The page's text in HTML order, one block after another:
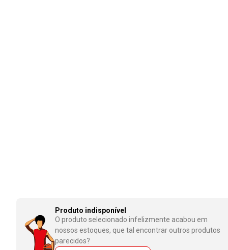
Produto indisponível
O produto selecionado infelizmente acabou em
nossos estoques, que tal encontrar outros produtos
parecidos?